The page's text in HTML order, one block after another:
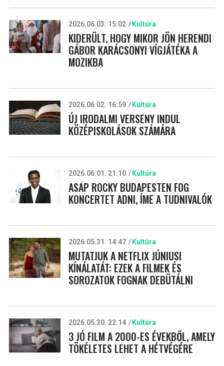
2026.06.03. 15:02 Kultúra
KIDERÜLT, HOGY MIKOR JÖN HERENDI
GÁBOR KARÁCSONYI VÍGJÁTÉKA A
MOZIKBA
2026.06.02. 16:59 Kultúra
ÚJ IRODALMI VERSENY INDUL
KÖZÉPISKOLÁSOK SZÁMÁRA
2026.06.01. 21:10 Kultúra
ASAP ROCKY BUDAPESTEN FOG
KONCERTET ADNI, ÍME A TUDNIVALÓK
2026.05.31. 14:47 Kultúra
MUTATJUK A NETFLIX JÚNIUSI
KÍNÁLATÁT: EZEK A FILMEK ÉS
SOROZATOK FOGNAK DEBÜTÁLNI
2026.05.30. 22:14 Kultúra
3 JÓ FILM A 2000-ES ÉVEKBŐL, AMELY
TÖKÉLETES LEHET A HÉTVÉGÉRE